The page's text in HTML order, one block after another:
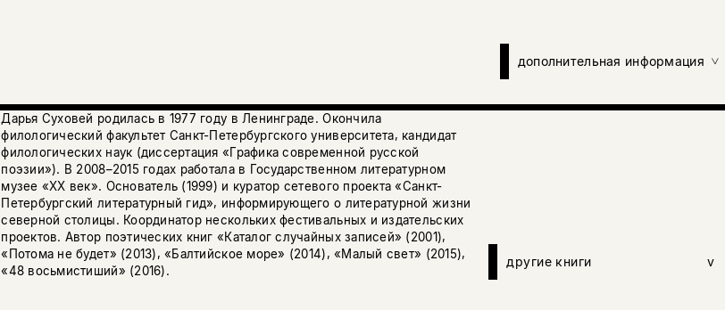
дополнительная информация
Дарья Суховей родилась в 1977 году в Ленинграде. Окончила
филологический факультет Санкт-Петербургского университета, кандидат
филологических наук (диссертация «Графика современной русской
поэзии»). В 2008–2015 годах работала в Государственном литературном
музее «ХХ век». Основатель (1999) и куратор сетевого проекта «Санкт-
Петербургский литературный гид», информирующего о литературной жизни
северной столицы. Координатор нескольких фестивальных и издательских
проектов. Автор поэтических книг «Каталог случайных записей» (2001),
«Потома не будет» (2013), «Балтийское море» (2014), «Малый свет» (2015),
«48 восьмистиший» (2016).
другие книги v